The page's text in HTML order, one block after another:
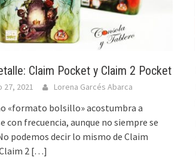
Claim Pocket y Claim 2 Pocket
2021 Lorena Garcés Abarca
«formato bolsillo» acostumbra a
con frecuencia, aunque no siempre se
podemos decir lo mismo de Claim
2 […]